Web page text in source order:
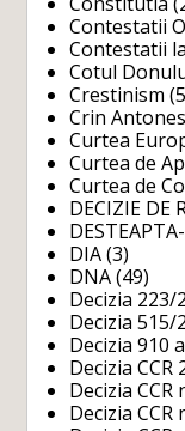
Contestatii
Contestatii
Cotul
Crestinism
Crin
Curtea
Curtea de
Curtea de
DECIZIE DE
DIA (3)
DNA (49)
Decizia 223/
Decizia 515/
Decizia 910
Decizia CCR
Decizia
Decizia CCR